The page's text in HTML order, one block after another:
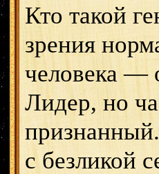
Кто такой
зрения
человека —
Лидер, но
с безликой